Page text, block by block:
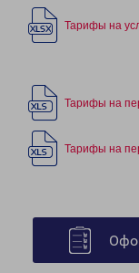
Тарифы на
Тарифы на
Тарифы на